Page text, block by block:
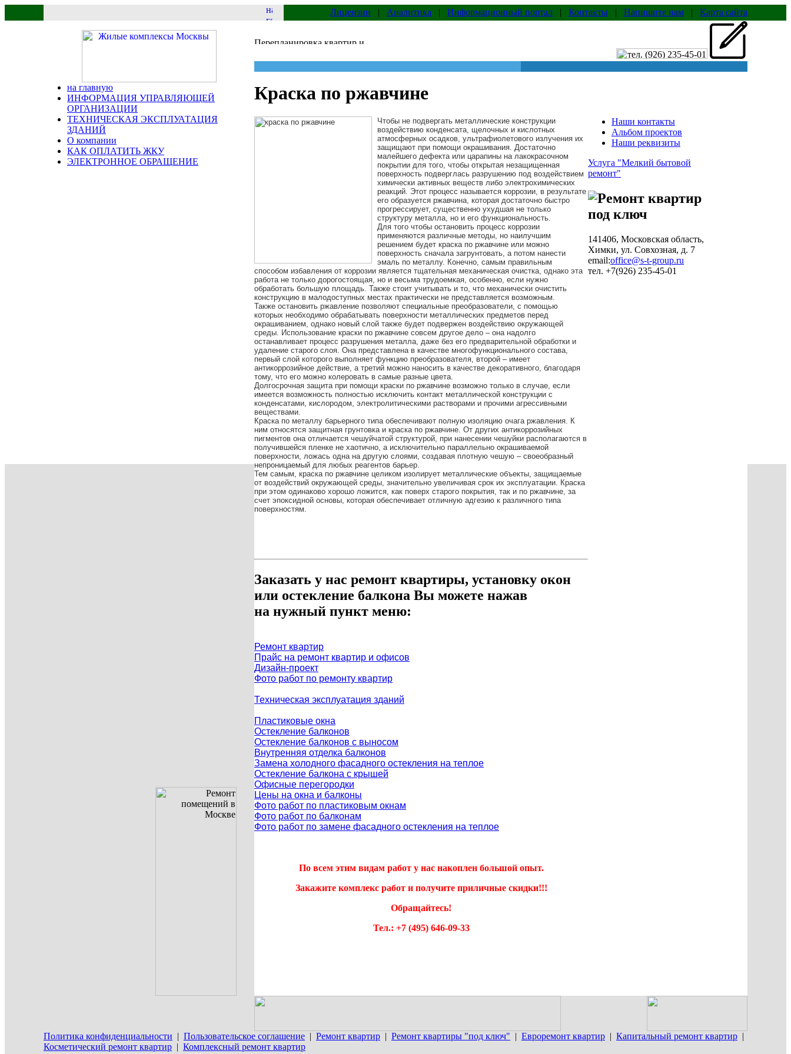
Лицензии | Аналитика | Информационный портал | Контакты | Напишите нам | Карта сайта
на главную
ИНФОРМАЦИЯ УПРАВЛЯЮЩЕЙ
ОРГАНИЗАЦИИ
ТЕХНИЧЕСКАЯ ЭКСПЛУАТАЦИЯ
ЗДАНИЙ
О компании
КАК ОПЛАТИТЬ ЖКУ
ЭЛЕКТРОННОЕ ОБРАЩЕНИЕ
Краска по ржавчине
Чтобы не подвергать металлические конструкции
воздействию конденсата, щелочных и кислотных
атмосферных осадков, ультрафиолетового излучения их
защищают при помощи окрашивания. Достаточно
малейшего дефекта или царапины на лакокрасочном
покрытии для того, чтобы открытая незащищенная
поверхность подверглась разрушению под воздействием
химически активных веществ либо электрохимических
реакций. Этот процесс называется коррозии, в результате
его образуется ржавчина, которая достаточно быстро
прогрессирует, существенно ухудшая не только
структуру металла, но и его функциональность.
Для того чтобы остановить процесс коррозии
применяются различные методы, но наилучшим
решением будет краска по ржавчине или можно
поверхность сначала загрунтовать, а потом нанести
эмаль по металлу. Конечно, самым правильным
способом избавления от коррозии является тщательная механическая очистка, однако эта
работа не только дорогостоящая, но и весьма трудоемкая, особенно, если нужно
обработать большую площадь. Также стоит учитывать и то, что механически очистить
конструкцию в малодоступных местах практически не представляется возможным.
Также остановить ржавление позволяют специальные преобразователи, с помощью
которых необходимо обрабатывать поверхности металлических предметов перед
окрашиванием, однако новый слой также будет подвержен воздействию окружающей
среды. Использование краски по ржавчине совсем другое дело – она надолго
останавливает процесс разрушения металла, даже без его предварительной обработки и
удаление старого слоя. Она представлена в качестве многофункционального состава,
первый слой которого выполняет функцию преобразователя, второй – имеет
антикоррозийное действие, а третий можно наносить в качестве декоративного, благодаря
тому, что его можно колеровать в самые разные цвета.
Долгосрочная защита при помощи краски по ржавчине возможно только в случае, если
имеется возможность полностью исключить контакт металлической конструкции с
конденсатами, кислородом, электролитическими растворами и прочими агрессивными
веществами.
Краска по металлу барьерного типа обеспечивают полную изоляцию очага ржавления. К
ним относятся защитная грунтовка и краска по ржавчине. От других антикоррозийных
пигментов она отличается чешуйчатой структурой, при нанесении чешуйки располагаются в
получившейся пленке не хаотично, а исключительно параллельно окрашиваемой
поверхности, ложась одна на другую слоями, создавая плотную чешую – своеобразный
непроницаемый для любых реагентов барьер.
Тем самым, краска по ржавчине целиком изолирует металлические объекты, защищаемые
от воздействий окружающей среды, значительно увеличивая срок их эксплуатации. Краска
при этом одинаково хорошо ложится, как поверх старого покрытия, так и по ржавчине, за
счет эпоксидной основы, которая обеспечивает отличную адгезию к различного типа
поверхностям.
Заказать у нас ремонт квартиры, установку окон
или остекление балкона Вы можете нажав
на нужный пункт меню:
Ремонт квартир
Прайс на ремонт квартир и офисов
Дизайн-проект
Фото работ по ремонту квартир
Техническая эксплуатация зданий
Пластиковые окна
Остекление балконов
Остекление балконов с выносом
Внутренняя отделка балконов
Замена холодного фасадного остекления на теплое
Остекление балкона с крышей
Офисные перегородки
Цены на окна и балконы
Фото работ по пластиковым окнам
Фото работ по балконам
Фото работ по замене фасадного остекления на теплое
По всем этим видам работ у нас накоплен большой опыт.
Закажите комплекс работ и получите приличные скидки!!!
Обращайтесь!
Тел.: +7 (495) 646-09-33
Наши контакты
Альбом проектов
Наши реквизиты
Услуга "Мелкий бытовой
ремонт"
141406, Московская область,
Химки, ул. Совхозная, д. 7
email:office@s-t-group.ru
тел. +7(926) 235-45-01
Политика конфиденциальности | Пользовательское соглашение | Ремонт квартир | Ремонт квартиры "под ключ" | Евроремонт квартир | Капитальный ремонт квартир |
Косметический ремонт квартир | Комплексный ремонт квартир